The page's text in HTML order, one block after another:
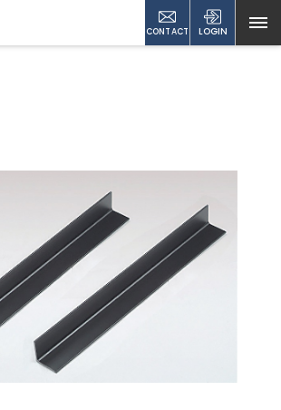
CONTACT LOGIN